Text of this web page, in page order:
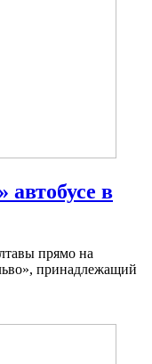
в
прямо на
принадлежащий